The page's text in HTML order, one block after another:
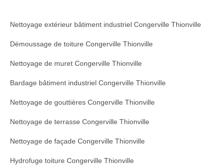
Nettoyage extérieur bâtiment industriel Congerville Thionville
Démoussage de toiture Congerville Thionville
Nettoyage de muret Congerville Thionville
Bardage bâtiment industriel Congerville Thionville
Nettoyage de gouttières Congerville Thionville
Nettoyage de terrasse Congerville Thionville
Nettoyage de façade Congerville Thionville
Hydrofuge toiture Congerville Thionville